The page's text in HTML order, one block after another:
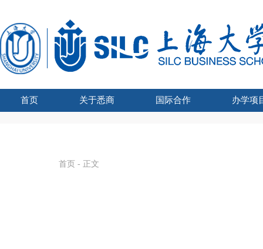
首页 关于悉商 国际合作 办学项
首页 - 正文